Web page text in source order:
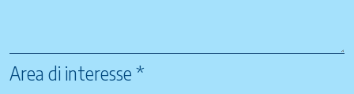
Area di interesse *